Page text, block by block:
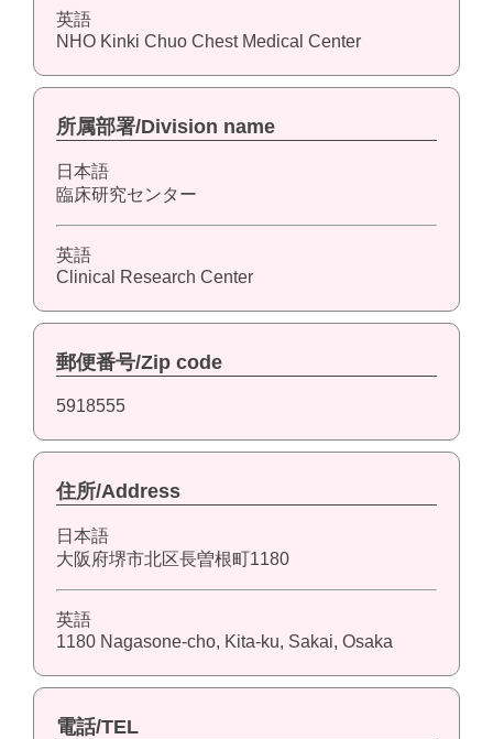
英語
NHO Kinki Chuo Chest Medical Center
所属部署/Division name
日本語
臨床研究センター
英語
Clinical Research Center
郵便番号/Zip code
5918555
住所/Address
日本語
大阪府堺市北区長曽根町1180
英語
1180 Nagasone-cho, Kita-ku, Sakai, Osaka
電話/TEL